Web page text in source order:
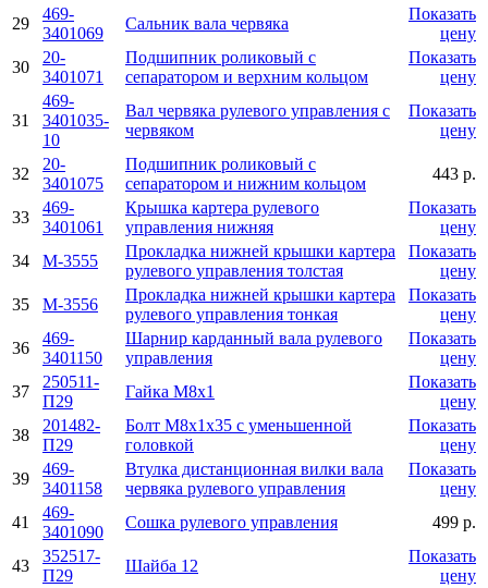
29
469-
3401069
Сальник вала червяка
Показать
цену
30
20-
3401071
Подшипник роликовый с
сепаратором и верхним кольцом
Показать
цену
31
469-
3401035-
10
Вал червяка рулевого управления с
червяком
Показать
цену
32
20-
3401075
Подшипник роликовый с
сепаратором и нижним кольцом
443 р.
33
469-
3401061
Крышка картера рулевого
управления нижняя
Показать
цену
34
M-3555
Прокладка нижней крышки картера
рулевого управления толстая
Показать
цену
35
M-3556
Прокладка нижней крышки картера
рулевого управления тонкая
Показать
цену
36
469-
3401150
Шарнир карданный вала рулевого
управления
Показать
цену
37
250511-
П29
Гайка М8х1
Показать
цену
38
201482-
П29
Болт М8х1х35 с уменьшенной
головкой
Показать
цену
39
469-
3401158
Втулка дистанционная вилки вала
червяка рулевого управления
Показать
цену
41
469-
3401090
Сошка рулевого управления 499 р.
43
352517-
П29
Шайба 12
Показать
цену